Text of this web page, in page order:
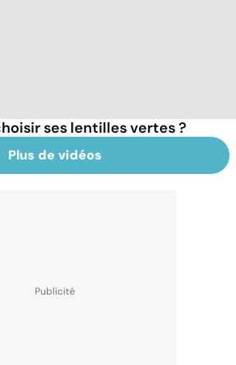
ses lentilles vertes ?
Plus de vidéos